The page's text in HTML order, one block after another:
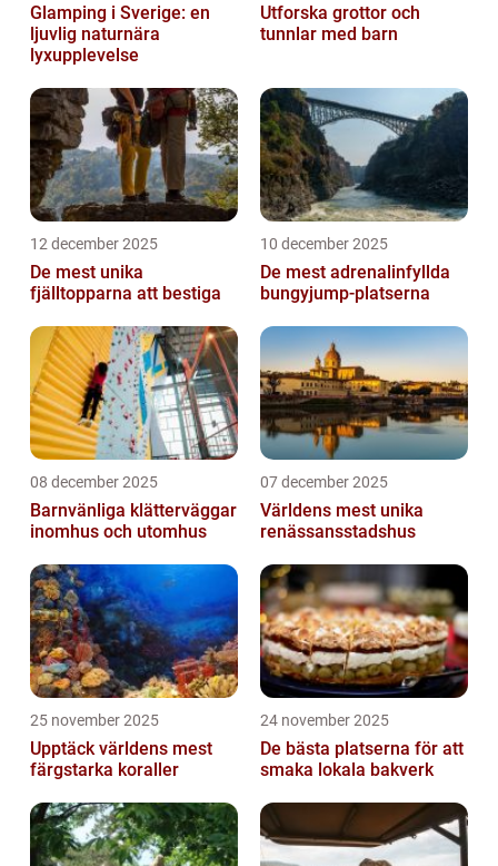
Glamping i Sverige: en
ljuvlig naturnära
lyxupplevelse
Utforska grottor och
tunnlar med barn
12 december 2025
De mest unika
fjälltopparna att bestiga
10 december 2025
De mest adrenalinfyllda
bungyjump-platserna
08 december 2025
Barnvänliga klätterväggar
inomhus och utomhus
07 december 2025
Världens mest unika
renässansstadshus
25 november 2025
Upptäck världens mest
färgstarka koraller
24 november 2025
De bästa platserna för att
smaka lokala bakverk